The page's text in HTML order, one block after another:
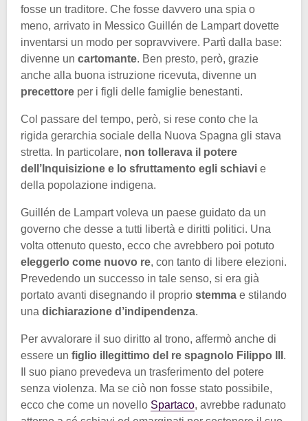
fosse un traditore. Che fosse davvero una spia o
meno, arrivato in Messico Guillén de Lampart dovette
inventarsi un modo per sopravvivere. Partì dalla base:
divenne un cartomante. Ben presto, però, grazie
anche alla buona istruzione ricevuta, divenne un
precettore per i figli delle famiglie benestanti.
Col passare del tempo, però, si rese conto che la
rigida gerarchia sociale della Nuova Spagna gli stava
stretta. In particolare, non tollerava il potere
dell’Inquisizione e lo sfruttamento egli schiavi e
della popolazione indigena.
Guillén de Lampart voleva un paese guidato da un
governo che desse a tutti libertà e diritti politici. Una
volta ottenuto questo, ecco che avrebbero poi potuto
eleggerlo come nuovo re, con tanto di libere elezioni.
Prevedendo un successo in tale senso, si era già
portato avanti disegnando il proprio stemma e stilando
una dichiarazione d’indipendenza.
Per avvalorare il suo diritto al trono, affermò anche di
essere un figlio illegittimo del re spagnolo Filippo III .
Il suo piano prevedeva un trasferimento del potere
senza violenza. Ma se ciò non fosse stato possibile,
ecco che come un novello Spartaco, avrebbe radunato